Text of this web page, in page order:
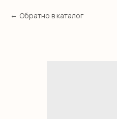
Обратно в каталог